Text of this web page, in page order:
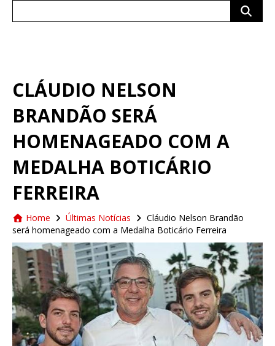
CLÁUDIO NELSON
BRANDÃO SERÁ
HOMENAGEADO COM A
MEDALHA BOTICÁRIO
FERREIRA
Home Últimas Notícias
Cláudio Nelson Brandão
será homenageado com a Medalha Boticário Ferreira